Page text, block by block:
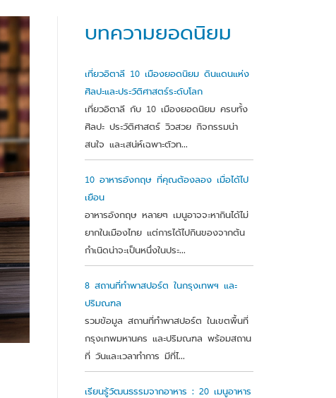
บทความยอดนิยม
เที่ยวอิตาลี 10 เมืองยอดนิยม ดินแดนแห่ง
ศิลปะและประวัติศาสตร์ระดับโลก
เที่ยวอิตาลี กับ 10 เมืองยอดนิยม ครบทั้ง
ศิลปะ ประวัติศาสตร์ วิวสวย กิจกรรมน่า
สนใจ และเสน่ห์เฉพาะตัวท...
10 อาหารอังกฤษ ที่คุณต้องลอง เมื่อได้ไป
เยือน
อาหารอังกฤษ หลายๆ เมนูอาจจะหากินได้ไม่
ยากในเมืองไทย แต่การได้ไปกินของจากต้น
กำเนิดน่าจะเป็นหนึ่งในประ...
8 สถานที่ทำพาสปอร์ต ในกรุงเทพฯ และ
ปริมณฑล
รวมข้อมูล สถานที่ทำพาสปอร์ต ในเขตพื้นที่
กรุงเทพมหานคร และปริมณฑล พร้อมสถาน
ที่ วันและเวลาทำการ มีที่ไ...
เรียนรู้วัฒนธรรมจากอาหาร : 20 เมนูอาหาร